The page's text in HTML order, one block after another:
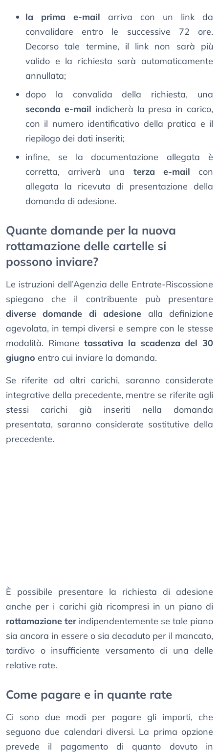
la prima e-mail arriva con un link da
convalidare entro le successive 72 ore.
Decorso tale termine, il link non sarà più
valido e la richiesta sarà automaticamente
annullata;
dopo la convalida della richiesta, una
seconda e-mail indicherà la presa in carico,
con il numero identificativo della pratica e il
riepilogo dei dati inseriti;
infine, se la documentazione allegata è
corretta, arriverà una terza e-mail con
allegata la ricevuta di presentazione della
domanda di adesione.
Quante domande per la nuova
rottamazione delle cartelle si
possono inviare?
Le istruzioni dell’Agenzia delle Entrate-Riscossione
spiegano che il contribuente può presentare
diverse domande di adesione alla definizione
agevolata, in tempi diversi e sempre con le stesse
modalità. Rimanetassativa la scadenza del 30
giugno entro cui inviare la domanda.
Se riferite ad altri carichi, saranno considerate
integrative della precedente, mentre se riferite agli
stessi carichi già inseriti nella domanda
presentata, saranno considerate sostitutive della
precedente.
È possibile presentare la richiesta di adesione
anche per i carichi già ricompresi in un piano di
rottamazione ter indipendentemente se tale piano
sia ancora in essere o sia decaduto per il mancato,
tardivo o insufficiente versamento di una delle
relative rate.
Come pagare e in quante rate
Ci sono due modi per pagare gli importi, che
seguono due calendari diversi. La prima opzione
prevede il pagamento di quanto dovuto in